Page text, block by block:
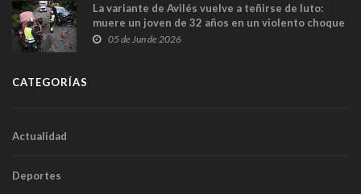
La variante de Avilés vuelve a teñirse de luto:
muere un joven de 32 años en un violento choque
frontal
05 de Jun de 2026
CATEGORÍAS
Actualidad
Deportes